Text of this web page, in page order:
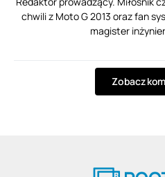
chwili z Moto G 2013 oraz fan
magister
Zobacz